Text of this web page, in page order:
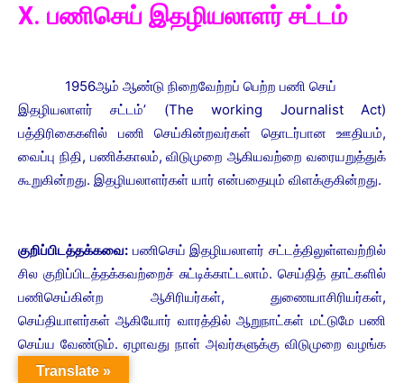
X. பணிசெய் இதழியலாளர் சட்டம்
1956ஆம் ஆண்டு நிறைவேற்றப் பெற்ற பணி செய்
இதழியலாளர் சட்டம்’ (The working Journalist Act)
பத்திரிகைகளில் பணி செய்கின்றவர்கள் தொடர்பான ஊதியம்,
வைப்பு நிதி, பணிக்காலம், விடுமுறை ஆகியவற்றை வரையறுத்துக்
கூறுகின்றது. இதழியலாளர்கள் யார் என்பதையும் விளக்குகின்றது.
குறிப்பிடத்தக்கவை: பணிசெய் இதழியலாளர் சட்டத்திலுள்ளவற்றில்
சில குறிப்பிடத்தக்கவற்றைச் சுட்டிக்காட்டலாம். செய்தித் தாட்களில்
பணிசெய்கின்ற ஆசிரியர்கள், துணையாசிரியர்கள்,
செய்தியாளர்கள் ஆகியோர் வாரத்தில் ஆறுநாட்கள் மட்டுமே பணி
செய்ய வேண்டும். ஏழாவது நாள் அவர்களுக்கு விடுமுறை வழங்க
வேண்டும்.
Translate »